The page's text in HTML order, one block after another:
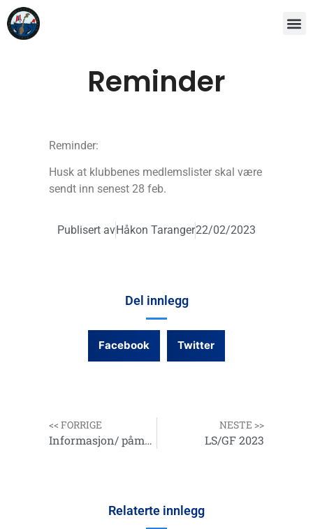
Reminder
Reminder:
Husk at klubbenes medlemslister skal være
sendt inn senest 28 feb.
Publisert avHåkon Taranger22/02/2023
Del innlegg
Facebook Twitter
<< FORRIGE
Informasjon/ påmelding til LK/ GK på Gardermoen 04 og 05.03.2023.
NESTE >>
LS/GF 2023
Relaterte innlegg